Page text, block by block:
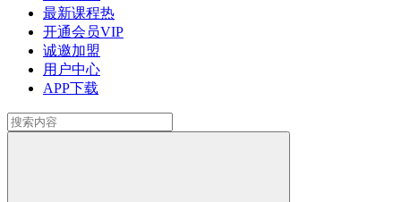
最新课程热
开通会员VIP
诚邀加盟
用户中心
APP下载